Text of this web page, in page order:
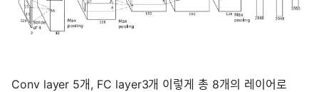
Conv layer 5개, FC layer3개 이렇게 총 8개의 레이어로